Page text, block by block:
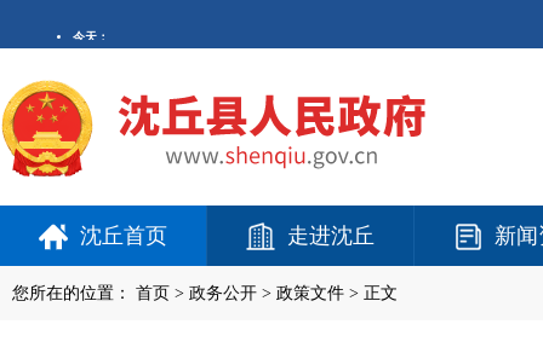
沈丘首页 走进沈丘 新
您所在的位置： 首页 > 政务公开 > 政策文件 > 正文